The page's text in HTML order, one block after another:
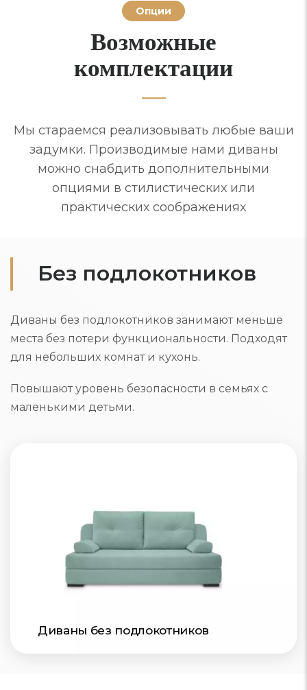
Опции
Возможные
комплектации
Мы стараемся реализовывать любые ваши
задумки. Производимые нами диваны
можно снабдить дополнительными
опциями в стилистических или
практических соображениях
Без подлокотников
Диваны без подлокотников занимают меньше
места без потери функциональности. Подходят
для небольших комнат и кухонь.
Повышают уровень безопасности в семьях с
маленькими детьми.
Диваны без подлокотников